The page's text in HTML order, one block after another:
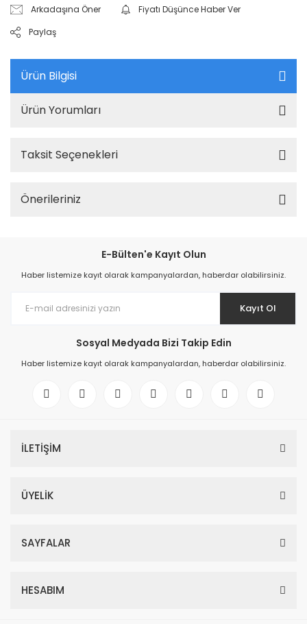
Arkadaşına Öner
Fiyatı Düşünce Haber Ver
Paylaş
Ürün Bilgisi
Ürün Yorumları
Taksit Seçenekleri
Önerileriniz
E-Bülten'e Kayıt Olun
Haber listemize kayıt olarak kampanyalardan, haberdar olabilirsiniz.
Kayıt Ol
Sosyal Medyada Bizi Takip Edin
Haber listemize kayıt olarak kampanyalardan, haberdar olabilirsiniz.
İLETİŞİM
ÜYELİK
SAYFALAR
HESABIM